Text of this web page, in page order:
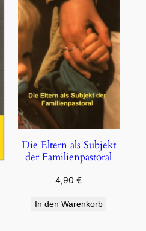
Die Eltern als Subjekt
der Familienpastoral
4,90€
In den Warenkorb